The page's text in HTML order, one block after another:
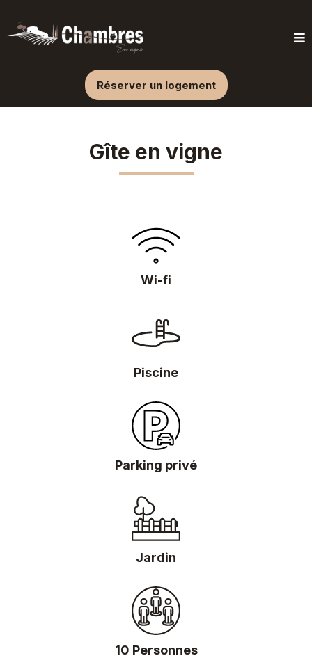
Réserver un logement
Gîte en vigne
Wi-fi
Piscine
Parking privé
Jardin
10 Personnes